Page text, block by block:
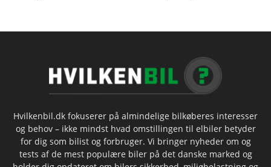
Hvilkenbil.dk fokuserer på almindelige bilkøberes interesser
og behov – ikke mindst hvad omstillingen til elbiler betyder
for dig som bilist og forbruger. Vi bringer nyheder om og
tests af de mest populære biler på det danske marked og